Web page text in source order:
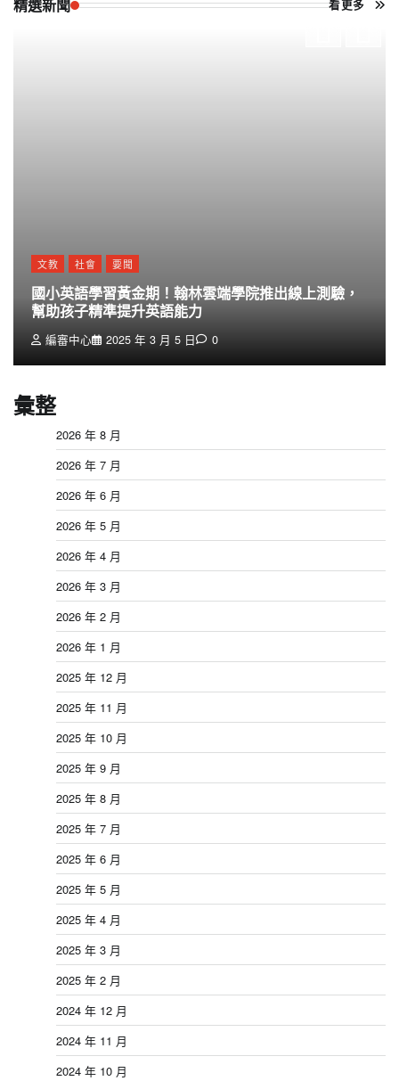
精選新聞 看更多
文教 社會 要聞
國小英語學習黃金期！翰林雲端學院推出線上測驗，
幫助孩子精準提升英語能力
編審中心 2025 年 3 月 5 日 0
彙整
2026 年 8 月
2026 年 7 月
2026 年 6 月
2026 年 5 月
2026 年 4 月
2026 年 3 月
2026 年 2 月
2026 年 1 月
2025 年 12 月
2025 年 11 月
2025 年 10 月
2025 年 9 月
2025 年 8 月
2025 年 7 月
2025 年 6 月
2025 年 5 月
2025 年 4 月
2025 年 3 月
2025 年 2 月
2024 年 12 月
2024 年 11 月
2024 年 10 月